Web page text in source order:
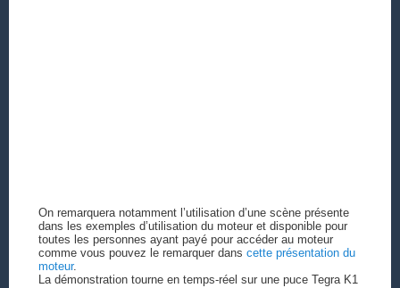
On remarquera notamment l’utilisation d’une scène présente
dans les exemples d’utilisation du moteur et disponible pour
toutes les personnes ayant payé pour accéder au moteur
comme vous pouvez le remarquer dans cette présentation du
moteur.
La démonstration tourne en temps-réel sur une puce Tegra K1